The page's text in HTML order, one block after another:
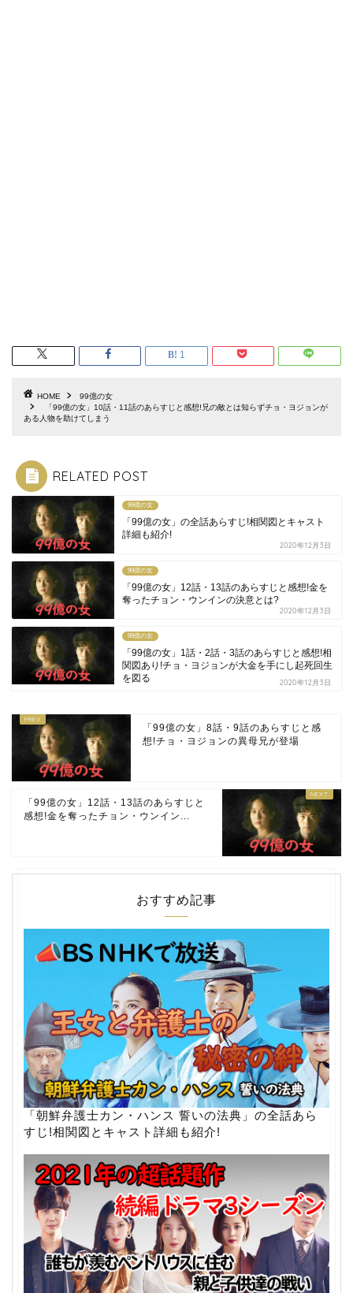
1
HOME
99億の女
「99億の女」10話・11話のあらすじと感想!兄の敵とは知らずチョ・ヨジョンが
ある人物を助けてしまう
RELATED POST
99億の女
「99億の女」の全話あらすじ!相関図とキャスト
詳細も紹介!
2020年12月3日
99億の女
「99億の女」12話・13話のあらすじと感想!金を
奪ったチョン・ウンインの決意とは?
2020年12月3日
99億の女
「99億の女」1話・2話・3話のあらすじと感想!相
関図あり!チョ・ヨジョンが大金を手にし起死回生
を図る
2020年12月3日
「99億の女」8話・9話のあらすじと感
想!チョ・ヨジョンの異母兄が登場
「99億の女」12話・13話のあらすじと
感想!金を奪ったチョン・ウンイン...
おすすめ記事
「朝鮮弁護士カン・ハンス 誓いの法典」の全話あら
すじ!相関図とキャスト詳細も紹介!